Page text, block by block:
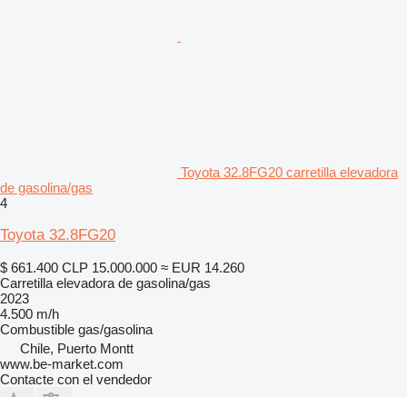
Toyota 32.8FG20 carretilla elevadora
de gasolina/gas
4
Toyota 32.8FG20
$ 661.400 CLP 15.000.000 ≈ EUR 14.260
Carretilla elevadora de gasolina/gas
2023
4.500 m/h
Combustible gas/gasolina
Chile, Puerto Montt
www.be-market.com
Contacte con el vendedor